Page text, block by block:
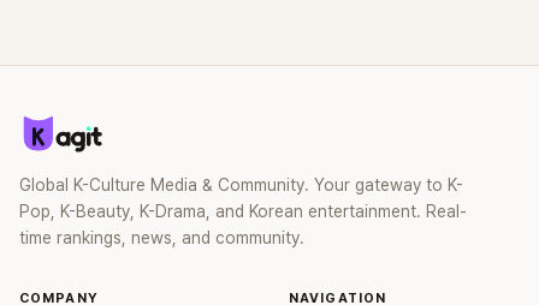
Global K-Culture Media & Community. Your gateway to K-
Pop, K-Beauty, K-Drama, and Korean entertainment. Real-
time rankings, news, and community.
COMPANY NAVIGATION